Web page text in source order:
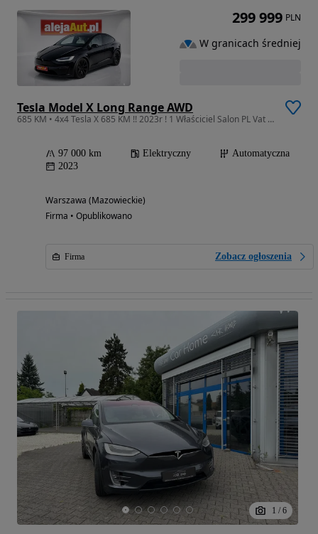
Tesla Model X Long Range AWD
685 KM • 4x4 Tesla X 685 KM !! 2023r ! 1 Właściciel Salon PL Vat 23% ! Warszawa
97 000 km Elektryczny
Automatyczna
2023
Warszawa (Mazowieckie)
Firma • Opublikowano
Firma Zobacz ogłoszenia
299 999 PLN
W granicach średniej
1 / 6